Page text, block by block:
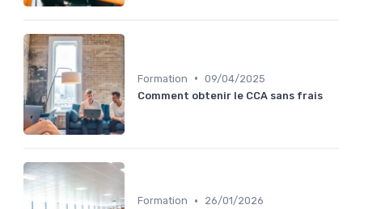
Formation • 09/04/2025
Comment obtenir le CCA sans frais
Formation •
26/01/2026